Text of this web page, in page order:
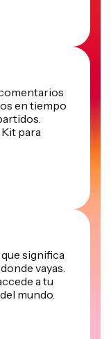
en tiempo
para
significa
vayas.
a tu
mundo.